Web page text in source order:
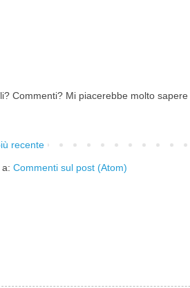
Commenti? Mi piacerebbe molto sapere
recente
a: Commenti sul post (Atom)